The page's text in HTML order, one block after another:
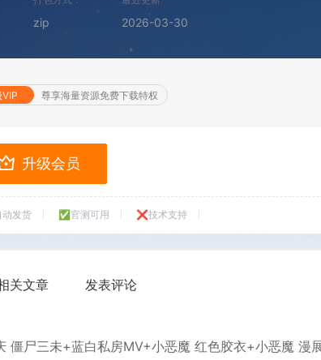
zip 2026-03-30
尊享海量资源免费下载特权
升级会员
发货 ✅官测可用 ❌技术支持
关文章 发表评论
僵尸三未+蓝白私房MV+小恶魔 红色胶衣+小恶魔 漫